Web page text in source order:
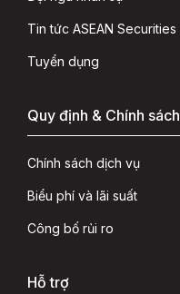
Tin tức ASEAN Securities
Tuyển dụng
Quy định & Chính sách
Chính sách dịch vụ
Biểu phí và lãi suất
Công bố rủi ro
Hỗ trợ